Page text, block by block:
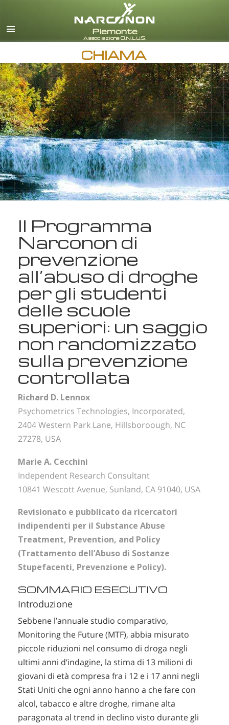
italiano
CHIAMA
Il Programma
Narconon di
prevenzione
all’abuso di droghe
per gli studenti
delle scuole
superiori: un saggio
non randomizzato
sulla prevenzione
controllata
Richard D. Lennox
Psychometrics Technologies, Incorporated,
2404 Western Park Lane, Hillsboroough, NC
27278, USA
Marie A. Cecchini
Independent Research Consultant
10841 Wescott Avenue, Sunland, CA 91040, USA
Revisionato e pubblicato da ricercatori
indipendenti per il Substance Abuse
Treatment, Prevention, and Policy
(Trattamento dell’Abuso di Sostanze
Stupefacenti, Prevenzione e Policy).
SOMMARIO ESECUTIVO
Introduzione
Sebbene l’annuale studio comparativo,
Monitoring the Future (MTF), abbia misurato
piccole riduzioni nel consumo di droga negli
ultimi anni d’indagine, la stima di 13 milioni di
giovani di età compresa fra i 12 e i 17 anni negli
Stati Uniti che ogni anno hanno a che fare con
alcol, tabacco e altre droghe, rimane alta
paragonata al trend in declino visto durante gli